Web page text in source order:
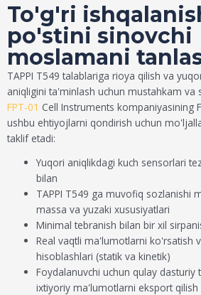
To'g'ri
po'stini sinovchi
moslamani
TAPPI T549 talablariga rioya qilish va
aniqligini ta'minlash uchun mustahkam va
FPT-01 Cell Instruments kompaniyasining
ushbu ehtiyojlarni qondirish uchun
taklif etadi:
Yuqori aniqlikdagi kuch sensorlari
bilan
TAPPI T549 ga muvofiq sozlanishi
massa va yuzaki xususiyatlari
Minimal tebranish bilan bir xil
Real vaqtli ma'lumotlarni ko'rsatish
hisoblashlari (statik va kinetik)
Foydalanuvchi uchun qulay
ixtiyoriy ma'lumotlarni eksport qilish